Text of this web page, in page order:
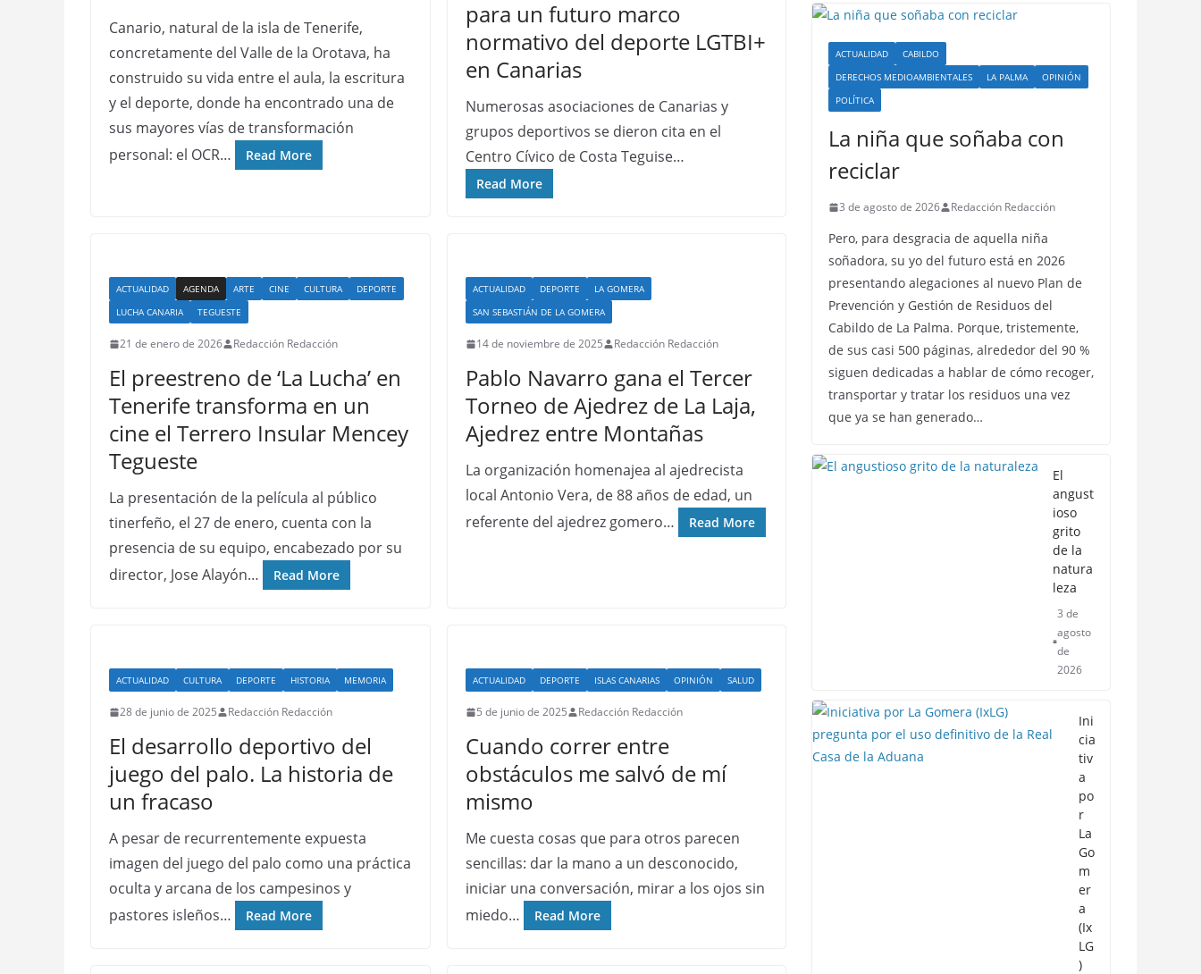
Canario, natural de la isla de Tenerife,
concretamente del Valle de la Orotava, ha
construido su vida entre el aula, la escritura
y el deporte, donde ha encontrado una de
sus mayores vías de transformación
personal: el OCR…
Read More
para un futuro marco
normativo del deporte LGTBI+
en Canarias
Numerosas asociaciones de Canarias y
grupos deportivos se dieron cita en el
Centro Cívico de Costa Teguise…
Read More
ACTUALIDAD AGENDA ARTE CINE CULTURA
DEPORTE
LUCHA CANARIA
TEGUESTE
21 de enero de 2026 Redacción Redacción
El preestreno de ‘La Lucha’ en
Tenerife transforma en un
cine el Terrero Insular Mencey
Tegueste
La presentación de la película al público
tinerfeño, el 27 de enero, cuenta con la
presencia de su equipo, encabezado por su
director, Jose Alayón…
Read More
ACTUALIDAD DEPORTE
LA GOMERA
SAN SEBASTIÁN DE LA GOMERA
14 de noviembre de 2025 Redacción Redacción
Pablo Navarro gana el Tercer
Torneo de Ajedrez de La Laja,
Ajedrez entre Montañas
La organización homenajea al ajedrecista
local Antonio Vera, de 88 años de edad, un
referente del ajedrez gomero…
Read More
ACTUALIDAD CULTURA DEPORTE HISTORIA MEMORIA
28 de junio de 2025 Redacción Redacción
El desarrollo deportivo del
juego del palo. La historia de
un fracaso
A pesar de recurrentemente expuesta
imagen del juego del palo como una práctica
oculta y arcana de los campesinos y
pastores isleños…
Read More
ACTUALIDAD DEPORTE ISLAS CANARIAS OPINIÓN SALUD
5 de junio de 2025 Redacción Redacción
Cuando correr entre
obstáculos me salvó de mí
mismo
Me cuesta cosas que para otros parecen
sencillas: dar la mano a un desconocido,
iniciar una conversación, mirar a los ojos sin
miedo…
Read More
ACTUALIDAD
CABILDO
DERECHOS MEDIOAMBIENTALES
LA PALMA
OPINIÓN
POLÍTICA
La niña que soñaba con
reciclar
3 de agosto de 2026 Redacción Redacción
Pero, para desgracia de aquella niña
soñadora, su yo del futuro está en 2026
presentando alegaciones al nuevo Plan de
Prevención y Gestión de Residuos del
Cabildo de La Palma. Porque, tristemente,
de sus casi 500 páginas, alrededor del 90 %
siguen dedicadas a hablar de cómo recoger,
transportar y tratar los residuos una vez
que ya se han generado…
El
angust
ioso
grito
de la
natura
leza
3 de
agosto
de
2026
Ini
cia
tiv
a
po
r
La
Go
m
er
a
(Ix
LG
)